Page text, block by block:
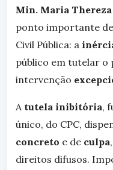
Min. Maria
ponto importante
Civil Pública: a
público em tutelar
intervenção
A tutela inibitória,
único, do CPC,
concreto e de culpa
direitos difusos.